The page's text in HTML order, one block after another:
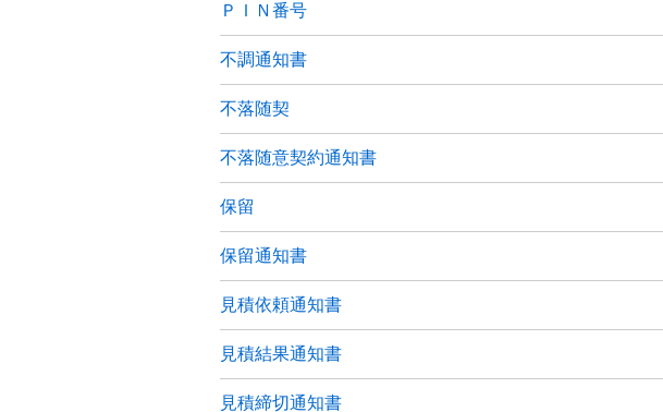
ＰＩＮ番号
不調通知書
不落随契
不落随意契約通知書
保留
保留通知書
見積依頼通知書
見積結果通知書
見積締切通知書